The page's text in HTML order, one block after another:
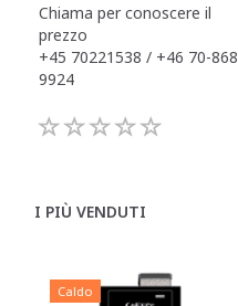
Chiama per conoscere il
prezzo
+45 70221538 / +46 70-868
9924
I PIÙ VENDUTI
Caldo